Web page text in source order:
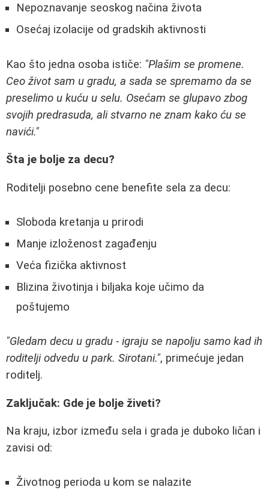
Nepoznavanje seoskog načina života
Osećaj izolacije od gradskih aktivnosti
Kao što jedna osoba ističe: "Plašim se promene.
Ceo život sam u gradu, a sada se spremamo da se
preselimo u kuću u selu. Osećam se glupavo zbog
svojih predrasuda, ali stvarno ne znam kako ću se
navići."
Šta je bolje za decu?
Roditelji posebno cene benefite sela za decu:
Sloboda kretanja u prirodi
Manje izloženost zagađenju
Veća fizička aktivnost
Blizina životinja i biljaka koje učimo da
poštujemo
"Gledam decu u gradu - igraju se napolju samo kad ih
roditelji odvedu u park. Sirotani.", primećuje jedan
roditelj.
Zaključak: Gde je bolje živeti?
Na kraju, izbor između sela i grada je duboko ličan i
zavisi od:
Životnog perioda u kom se nalazite